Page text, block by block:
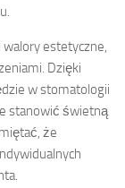
estetyczne,
Dzięki
w stomatologii
stanowić świetną
że